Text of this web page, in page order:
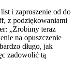
i zaproszenie od do
z podziękowaniami
„Zrobimy teraz
na opuszczenie
długo, jak
zadowolić tą